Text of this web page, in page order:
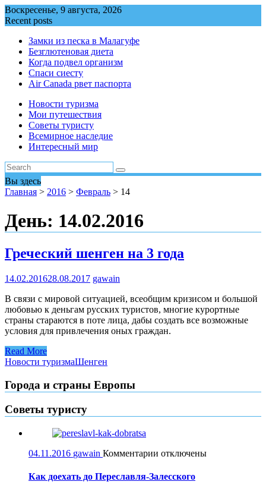
Перейти
к
Воскресенье, 9 августа, 2026
Recent posts
Замки из песка в Малагуфе
Безглютеновая диета
Когда подвел организм
Спаси сиесту
Air Canada рвет паспорта
Новости туризма
Мои путешествия
Советы туристу
Всемирное наследие
Интересный мир
Вы здесь
Главная > 2016 > Февраль > 14
День: 14.02.2016
Греческий шенген на 3 года
14.02.201628.08.2017 gawain
В связи с мировой ситуацией, всеобщим кризисом и большой
любовью к деньгам русских туристов, многие курортные
страны стараются в поте лица, дабы создать все возможные
условия для привлечения оных граждан.
Read More
Новости туризмаШенген
Города и страны Европы
Советы туристу
04.11.2016 gawain Комментарии к
Как
отключены
Как доехать до Переславля-Залесского